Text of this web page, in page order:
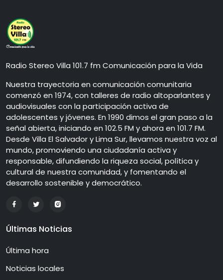
Radio Stereo Villa 101.7 fm Comunicación para la Vida
Nuestra trayectoria en comunicación comunitaria
comenzó en 1974, con talleres de radio altoparlantes y
audiovisuales con la participación activa de
adolescentes y jóvenes. En 1990 dimos el gran paso a la
señal abierta, iniciando en 102.5 FM y ahora en 101.7 FM.
Desde Villa El Salvador y Lima Sur, llevamos nuestra voz al
mundo, promoviendo una ciudadanía activa y
responsable, difundiendo la riqueza social, política y
cultural de nuestra comunidad, y fomentando el
desarrollo sostenible y democrático.
Últimas Noticias
Última hora
Noticias locales